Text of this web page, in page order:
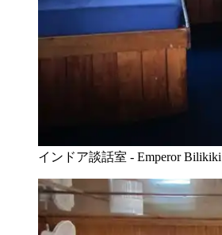
インドア談話室 - Emperor Bilikiki